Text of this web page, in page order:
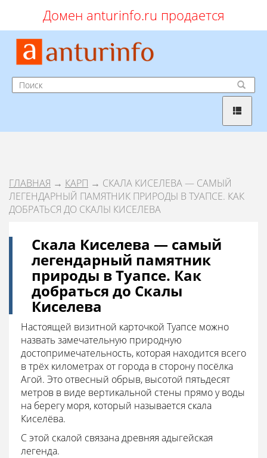
Домен anturinfo.ru продается
ГЛАВНАЯ → КАРП → СКАЛА КИСЕЛЕВА — САМЫЙ
ЛЕГЕНДАРНЫЙ ПАМЯТНИК ПРИРОДЫ В ТУАПСЕ. КАК
ДОБРАТЬСЯ ДО СКАЛЫ КИСЕЛЕВА
Скала Киселева — самый
легендарный памятник
природы в Туапсе. Как
добраться до Скалы
Киселева
Настоящей визитной карточкой Туапсе можно
назвать замечательную природную
достопримечательность, которая находится всего
в трёх километрах от города в сторону посёлка
Агой. Это отвесный обрыв, высотой пятьдесят
метров в виде вертикальной стены прямо у воды
на берегу моря, который называется скала
Киселёва.
С этой скалой связана древняя адыгейская
легенда.